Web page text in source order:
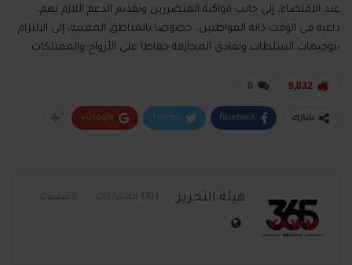
عند الاقتضاء، إلى جانب مواكبة المتضررين وتقديم الدعم اللازم لهم،
داعية في الوقت ذاته المواطنين، خصوصا بالمناطق المعنية، إلى الالتزام
بتوجيهات السلطات وتفادي المجازفة حفاظا على الأرواح والممتلكات.
0 9,832
شارك Facebook
Twitter
Google+
هيئة التحرير 4703 المشاركات 0 تعليقات